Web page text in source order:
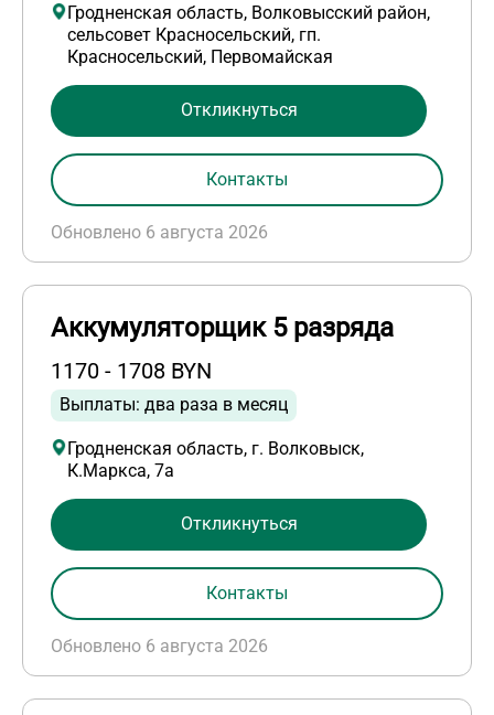
Гродненская область, Волковысский район,
сельсовет Красносельский, гп.
Красносельский, Первомайская
Обновлено 6 августа 2026
Откликнуться
Контакты
Аккумуляторщик 5 разряда
1170 - 1708 BYN
Выплаты: два раза в месяц
Гродненская область, г. Волковыск,
К.Маркса, 7а
Обновлено 6 августа 2026
Откликнуться
Контакты